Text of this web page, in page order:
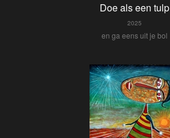
Doe als een tulp
2025
en ga eens uit je bol